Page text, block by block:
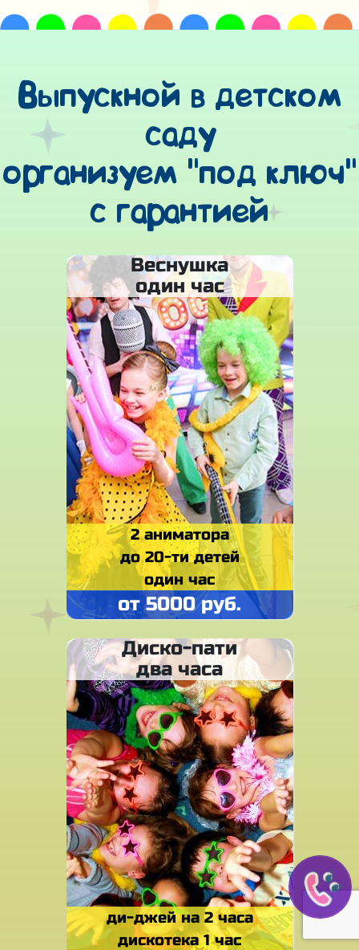
Выпускной в детском
саду
организуем "под ключ"
с гарантией
Веснушка
один час
2 аниматора
до 20-ти детей
один час
от 5000 руб.
Диско-пати
два часа
ди-джей на 2 часа
дискотека 1 час